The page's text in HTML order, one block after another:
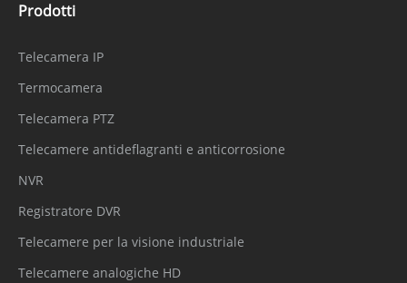
Prodotti
Telecamera IP
Termocamera
Telecamera PTZ
Telecamere antideflagranti e anticorrosione
NVR
Registratore DVR
Telecamere per la visione industriale
Telecamere analogiche HD